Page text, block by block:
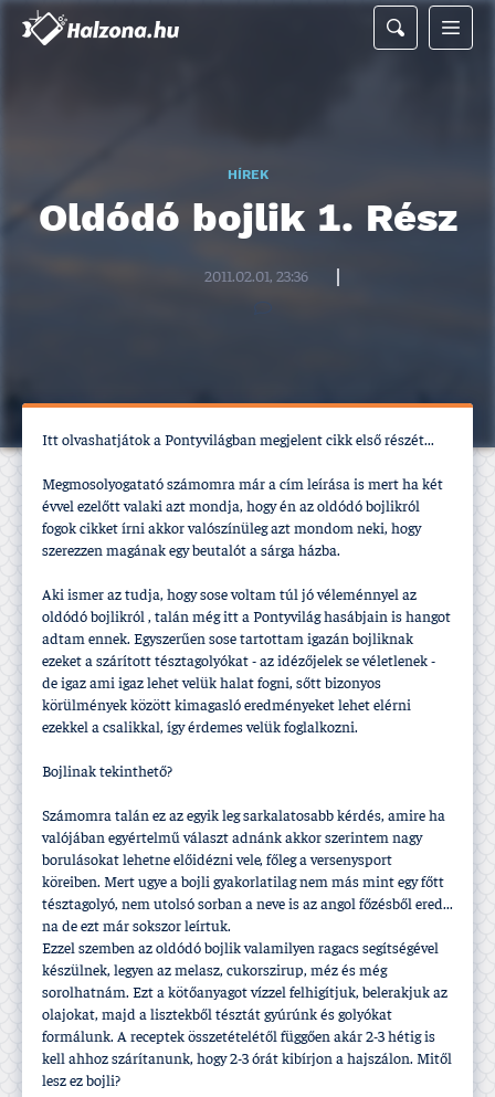
HÍREK
Oldódó bojlik 1. Rész
2011.02.01, 23:36
Itt olvashatjátok a Pontyvilágban megjelent cikk első részét...
Megmosolyogatató számomra már a cí­m leí­rása is mert ha két
évvel ezelőtt valaki azt mondja, hogy én az oldódó bojlikról
fogok cikket í­rni akkor valószí­nüleg azt mondom neki, hogy
szerezzen magának egy beutalót a sárga házba.
Aki ismer az tudja, hogy sose voltam túl jó véleménnyel az
oldódó bojlikról , talán még itt a Pontyvilág hasábjain is hangot
adtam ennek. Egyszerűen sose tartottam igazán bojliknak
ezeket a szárí­tott tésztagolyókat - az idézőjelek se véletlenek -
de igaz ami igaz lehet velük halat fogni, sőtt bizonyos
körülmények között kimagasló eredményeket lehet elérni
ezekkel a csalikkal, í­gy érdemes velük foglalkozni.
Bojlinak tekinthető?
Számomra talán ez az egyik leg sarkalatosabb kérdés, amire ha
valójában egyértelmű választ adnánk akkor szerintem nagy
borulásokat lehetne előidézni vele, főleg a versenysport
köreiben. Mert ugye a bojli gyakorlatilag nem más mint egy főtt
tésztagolyó, nem utolsó sorban a neve is az angol főzésből ered...
na de ezt már sokszor leí­rtuk.
Ezzel szemben az oldódó bojlik valamilyen ragacs segí­tségével
készülnek, legyen az melasz, cukorszirup, méz és még
sorolhatnám. Ezt a kötőanyagot ví­zzel felhigí­tjuk, belerakjuk az
olajokat, majd a lisztekből tésztát gyúrúnk és golyókat
formálunk. A receptek összetételétől függően akár 2-3 hétig is
kell ahhoz szárí­tanunk, hogy 2-3 órát kibí­rjon a hajszálon. Mitől
lesz ez bojli?